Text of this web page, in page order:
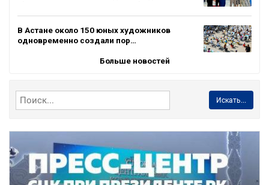
В Астане около 150 юных художников
одновременно создали пор…
Больше новостей
Искать...